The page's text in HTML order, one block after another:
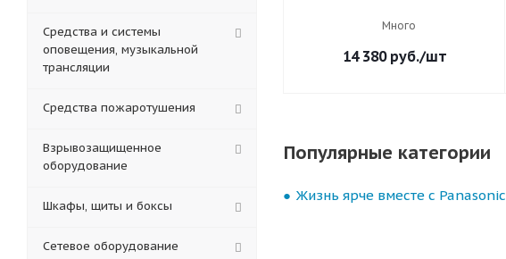
Много
14 380руб./шт
Популярные категории
Жизнь ярче вместе с Panasonic
Средства и системы
оповещения, музыкальной
трансляции
Средства пожаротушения
Взрывозащищенное
оборудование
Шкафы, щиты и боксы
Сетевое оборудование